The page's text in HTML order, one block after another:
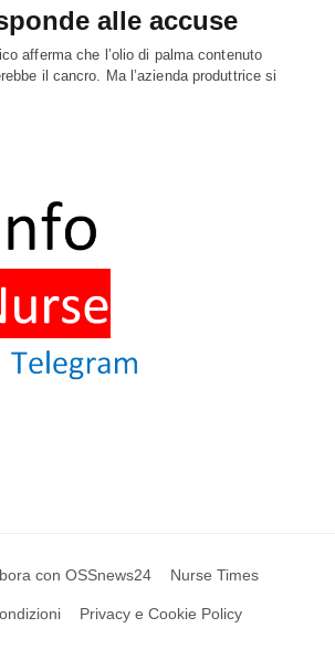
alle accuse
afferma che l’olio di palma contenuto
il cancro. Ma l’azienda produttrice si
con OSSnews24 Nurse Times
Privacy e Cookie Policy